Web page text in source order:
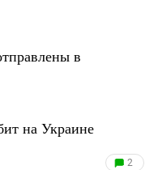
в
на Украине
2